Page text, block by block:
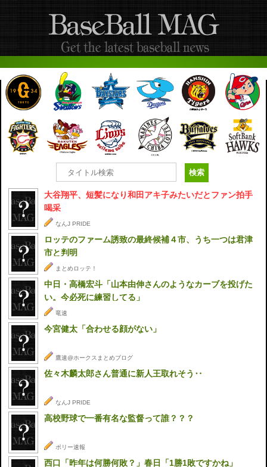
大谷翔平、短髪になり和田アキ子みたいだとファン拍手
喝采
なんJ PRIDE
ロッテのファーム誘致の最終候補４市、うち一つは君津
市と判明
まとめロッテ！
中日・高橋宏斗「山本由伸さんのようなカーブを投げた
い。今必死に練習してる」
竜速
今宮健太「合わせる顔がない」
鷹速@ホークスまとめブログ
佐々木麟太郎さん普通に新人王取れそう‥
なんJ PRIDE
高校野球で一番有名な監督って誰？？？
ポリー速報
西口「昨年は何勝何敗？」春日「1勝1敗ですかね」